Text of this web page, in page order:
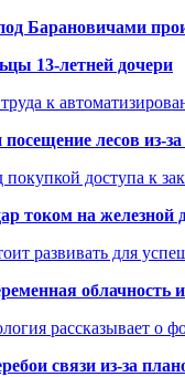
Барановичами
13-летней дочери
к
лесов из-
покупкой доступа к
током на железной
развивать для
облачность
рассказывает о
связи из-за